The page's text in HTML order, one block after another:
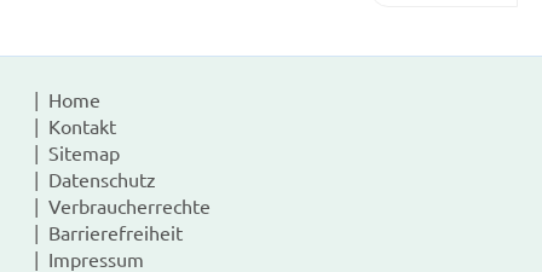
Home
Kontakt
Sitemap
Datenschutz
Verbraucherrechte
Barrierefreiheit
Impressum